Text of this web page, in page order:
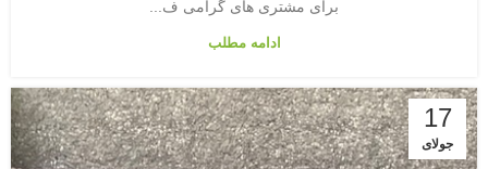
برای مشتری های گرامی ف...
ادامه مطلب
17
جولای